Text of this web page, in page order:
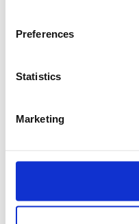
Preferences
Statistics
Marketing